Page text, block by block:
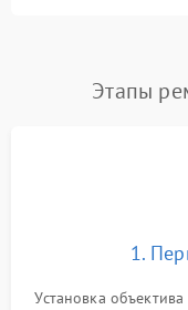
Проблемы сЭтапы
1.
Установка